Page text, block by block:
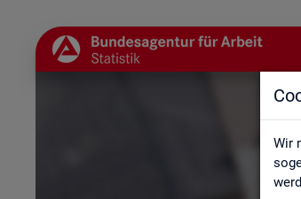
Wir